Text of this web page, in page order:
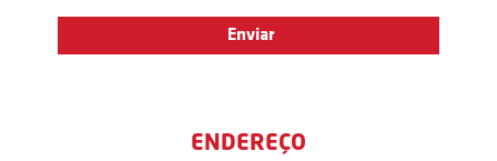
ENDEREÇO